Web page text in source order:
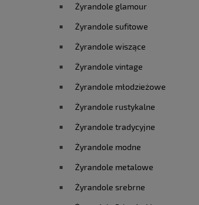
Żyrandole glamour
Żyrandole sufitowe
Żyrandole wiszące
Żyrandole vintage
Żyrandole młodzieżowe
Żyrandole rustykalne
Żyrandole tradycyjne
Żyrandole modne
Żyrandole metalowe
Żyrandole srebrne